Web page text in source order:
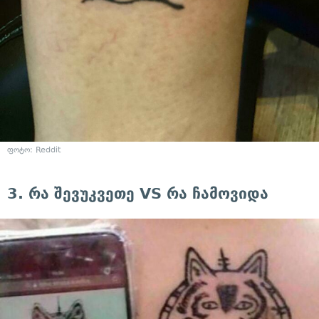
ფოტო: Reddit
3. რა შევუკვეთე VS რა ჩამოვიდა